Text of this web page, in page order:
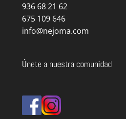
936 68 21 62
675 109 646
info@nejoma.com
Únete a nuestra comunidad